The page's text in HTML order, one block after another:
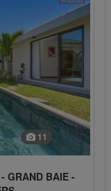
11
BAIE -